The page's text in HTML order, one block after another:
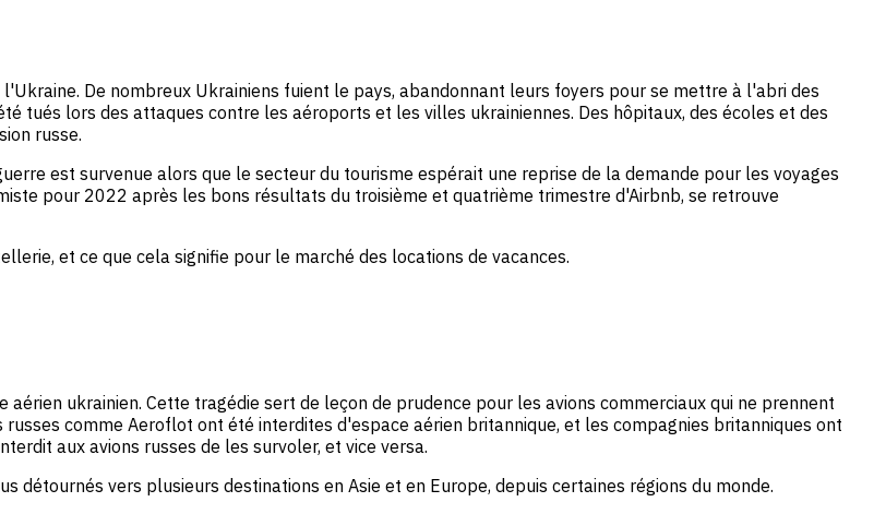
De nombreux Ukrainiens fuient le pays, abandonnant leurs foyers pour se mettre à l'abri des
tués lors des attaques contre les aéroports et les villes ukrainiennes. Des hôpitaux, des écoles et des
russe.
est survenue alors que le secteur du tourisme espérait une reprise de la demande pour les voyages
pour 2022 après les bons résultats du troisième et quatrième trimestre d'Airbnb, se retrouve
et ce que cela signifie pour le marché des locations de vacances.
ukrainien. Cette tragédie sert de leçon de prudence pour les avions commerciaux qui ne prennent
comme Aeroflot ont été interdites d'espace aérien britannique, et les compagnies britanniques ont
aux avions russes de les survoler, et vice versa.
vers plusieurs destinations en Asie et en Europe, depuis certaines régions du monde.